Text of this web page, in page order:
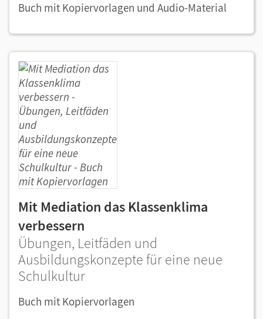
Buch mit Kopiervorlagen und Audio-Material
Mit Mediation das Klassenklima
verbessern
Übungen, Leitfäden und
Ausbildungskonzepte für eine neue
Schulkultur
Buch mit Kopiervorlagen